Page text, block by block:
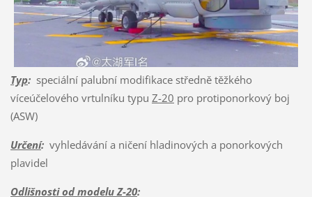
Typ:speciální palubní modifikace středně těžkého
víceúčelového vrtulníku typu Z-20 pro protiponorkový boj
(ASW)
Určení:vyhledávání a ničení hladinových a ponorkových
plavidel
Odlišnosti od modelu Z-20: